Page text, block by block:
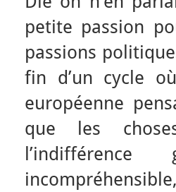
petite passion
passions
fin d’un cycle
européenne
que les